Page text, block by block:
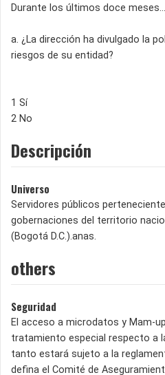
Durante los últimos doce meses…
a. ¿La dirección ha divulgado la
riesgos de su entidad?
1 Sí
2 No
Descripción
Universo
Servidores públicos
gobernaciones del territorio
(Bogotá D.C.).anas.
others
Seguridad
El acceso a microdatos y Mam-
tratamiento especial respecto a
tanto estará sujeto a la
defina el Comité de